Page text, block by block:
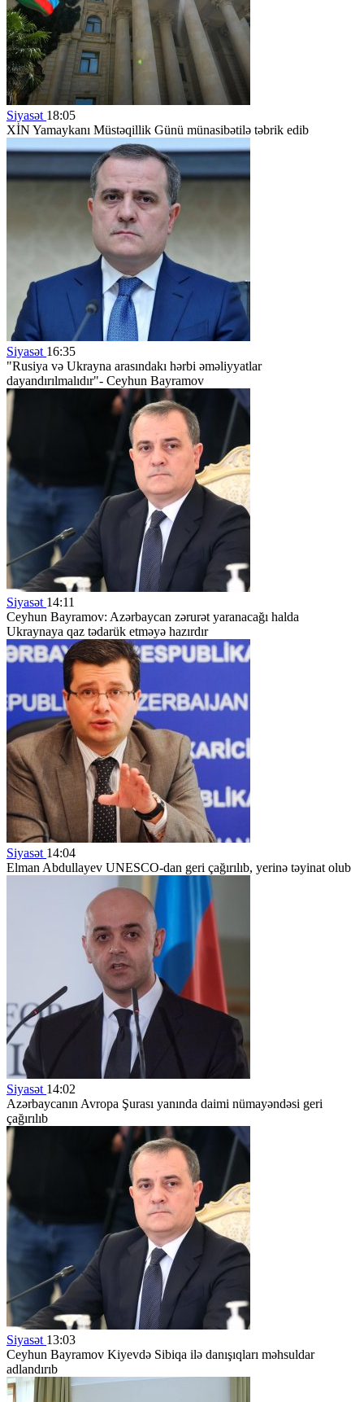
Siyasət 18:05
XİN Yamaykanı Müstəqillik Günü münasibətilə təbrik edib
Siyasət 16:35
"Rusiya və Ukrayna arasındakı hərbi əməliyyatlar
dayandırılmalıdır"- Ceyhun Bayramov
Siyasət 14:11
Ceyhun Bayramov: Azərbaycan zərurət yaranacağı halda
Ukraynaya qaz tədarük etməyə hazırdır
Siyasət 14:04
Elman Abdullayev UNESCO-dan geri çağırılıb, yerinə təyinat olub
Siyasət 14:02
Azərbaycanın Avropa Şurası yanında daimi nümayəndəsi geri
çağırılıb
Siyasət 13:03
Ceyhun Bayramov Kiyevdə Sibiqa ilə danışıqları məhsuldar
adlandırıb